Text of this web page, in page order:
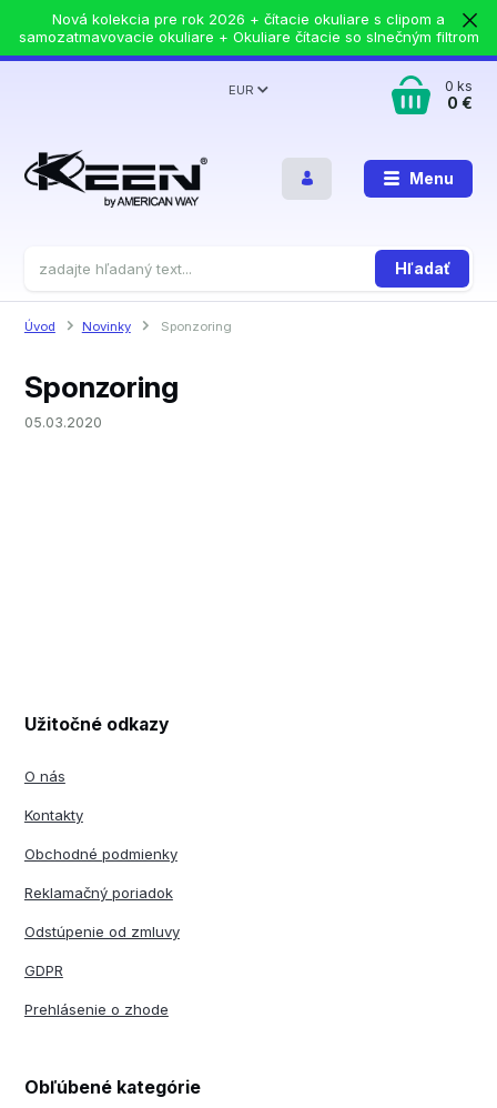
Nová kolekcia pre rok 2026 + čítacie okuliare s clipom a
samozatmavovacie okuliare + Okuliare čítacie so slnečným filtrom
Menu
EUR
Hľadať
0ks
0 €
Úvod Novinky Sponzoring
Sponzoring
05.03.2020
Užitočné odkazy
O nás
Kontakty
Obchodné podmienky
Reklamačný poriadok
Odstúpenie od zmluvy
GDPR
Prehlásenie o zhode
Obľúbené kategórie